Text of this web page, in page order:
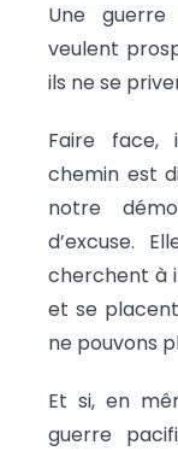
Une guerre
veulent
ils ne se
Faire face,
chemin est
notre
d’excuse.
cherchent à
et se
ne pouvons
Et si, en
guerre